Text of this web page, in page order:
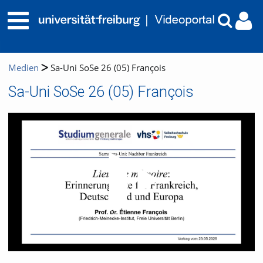
Medien Sa-Uni SoSe 26 (05) François
Sa-Uni SoSe 26 (05) François